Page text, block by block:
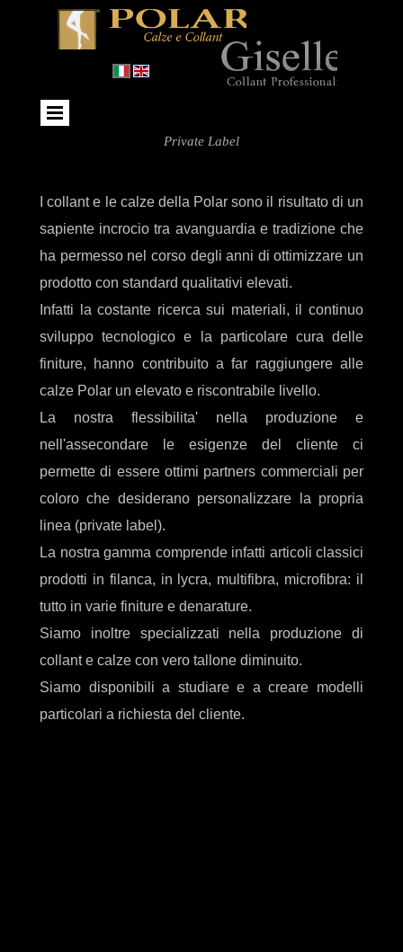
I collant e le calze della Polar sono il risultato di un
sapiente incrocio tra avanguardia e tradizione che
ha permesso nel corso degli anni di ottimizzare un
prodotto con standard qualitativi elevati.
Infatti la costante ricerca sui materiali, il continuo
sviluppo tecnologico e la particolare cura delle
finiture, hanno contribuito a far raggiungere alle
calze Polar un elevato e riscontrabile livello.
La nostra flessibilita' nella produzione e
nell'assecondare le esigenze del cliente ci
permette di essere ottimi partners commerciali per
coloro che desiderano personalizzare la propria
linea (private label).
La nostra gamma comprende infatti articoli classici
prodotti in filanca, in lycra, multifibra, microfibra: il
tutto in varie finiture e denarature.
Siamo inoltre specializzati nella produzione di
collant e calze con vero tallone diminuito.
Siamo disponibili a studiare e a creare modelli
particolari a richiesta del cliente.
Private Label